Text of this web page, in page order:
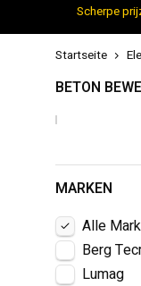
Scherpe
Startseite
BETON
MARKEN
Alle
Berg
Lumag